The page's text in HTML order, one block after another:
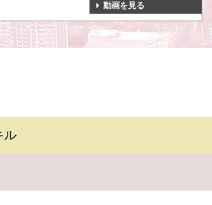
動画を見る
ル